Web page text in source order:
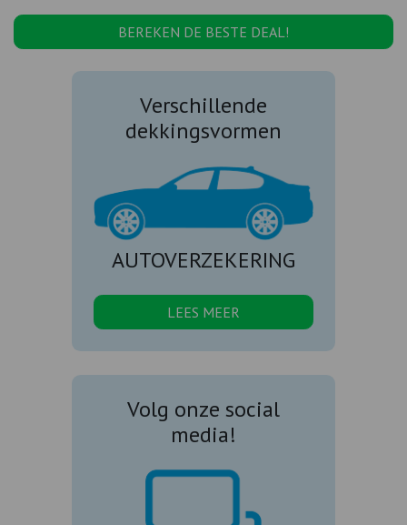
BEREKEN DE BESTE DEAL!
Verschillende
dekkingsvormen
AUTOVERZEKERING
LEES MEER
Volg onze social
media!